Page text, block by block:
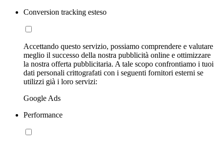
Conversion tracking esteso
Accettando questo servizio, possiamo comprendere e valutare
meglio il successo della nostra pubblicità online e ottimizzare
la nostra offerta pubblicitaria. A tale scopo confrontiamo i tuoi
dati personali crittografati con i seguenti fornitori esterni se
utilizzi già i loro servizi:
Google Ads
Performance